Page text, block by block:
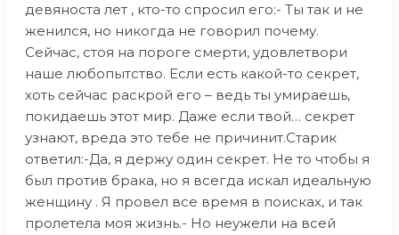
девяноста лет , кто-то спросил его:- Ты так и не
женился, но никогда не говорил почему.
Сейчас, стоя на пороге смерти, удовлетвори
наше любопытство. Если есть какой-то секрет,
хоть сейчас раскрой его – ведь ты умираешь,
покидаешь этот мир. Даже если твой… секрет
узнают, вреда это тебе не причинит.Старик
ответил:-Да, я держу один секрет. Не то чтобы я
был против брака, но я всегда искал идеальную
женщину . Я провел все время в поисках, и так
пролетела моя жизнь.- Но неужели на всей